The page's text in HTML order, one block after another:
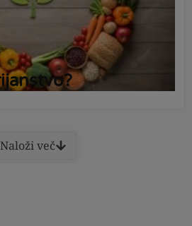
Naloži več